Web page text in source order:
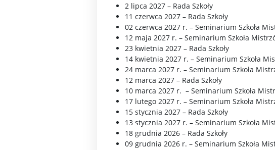
2 lipca 2027 – Rada Szkoły
11 czerwca 2027 – Rada Szkoły
02 czerwca 2027 r. – Seminarium Szkoła
12 maja 2027 r. – Seminarium Szkoła
23 kwietnia 2027 – Rada Szkoły
14 kwietnia 2027 r. – Seminarium Szkoła
24 marca 2027 r. – Seminarium Szkoła
12 marca 2027 – Rada Szkoły
10 marca 2027 r. – Seminarium Szkoła
17 lutego 2027 r. – Seminarium Szkoła
15 stycznia 2027 – Rada Szkoły
13 stycznia 2027 r. – Seminarium Szkoła
18 grudnia 2026 – Rada Szkoły
09 grudnia 2026 r. – Seminarium Szkoła